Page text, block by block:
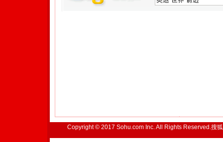
Copyright © 2017 Sohu.com Inc. All Rights Reserved.搜